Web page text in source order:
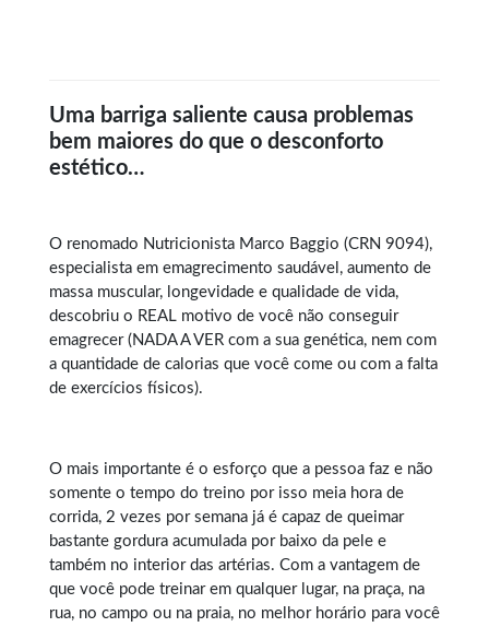
Uma barriga saliente causa problemas
bem maiores do que o desconforto
estético…
O renomado Nutricionista Marco Baggio (CRN 9094),
especialista em emagrecimento saudável , aumento de
massa muscular, longevidade e qualidade de vida,
descobriu o REAL motivo de você não conseguir
emagrecer (NADA A VER com a sua genética, nem com
a quantidade de calorias que você come ou com a falta
de exercícios físicos).
O mais importante é o esforço que a pessoa faz e não
somente o tempo do treino por isso meia hora de
corrida, 2 vezes por semana já é capaz de queimar
bastante gordura acumulada por baixo da pele e
também no interior das artérias. Com a vantagem de
que você pode treinar em qualquer lugar, na praça, na
rua, no campo ou na praia, no melhor horário para você